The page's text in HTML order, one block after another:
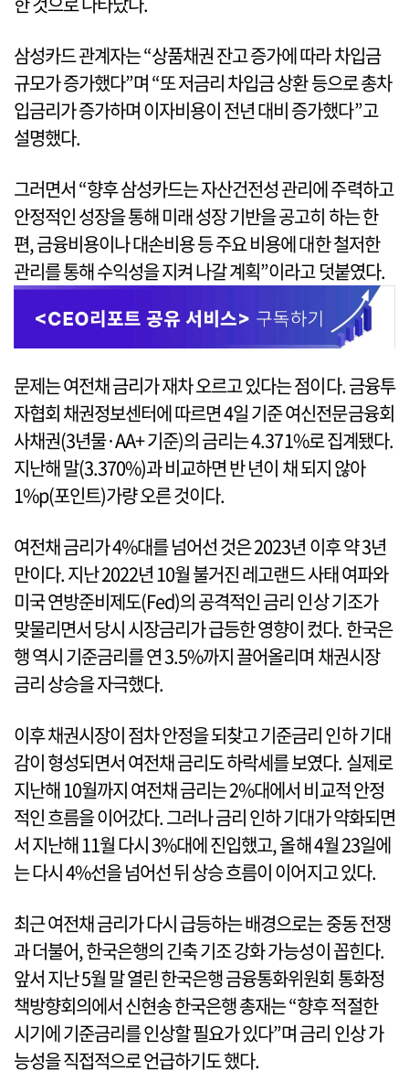
삼성카드 관계자는 “상품채권 잔고 증가에 따라 차입금
규모가 증가했다”며 “또 저금리 차입금 상환 등으로 총차
입금리가 증가하며 이자비용이 전년 대비 증가했다”고
설명했다.
그러면서 “향후 삼성카드는 자산건전성 관리에 주력하고
안정적인 성장을 통해 미래 성장 기반을 공고히 하는 한
편, 금융비용이나 대손비용 등 주요 비용에 대한 철저한
관리를 통해 수익성을 지켜 나갈 계획”이라고 덧붙였다.
문제는 여전채 금리가 재차 오르고 있다는 점이다. 금융투
자협회 채권정보센터에 따르면 4일 기준 여신전문금융회
사채권(3년물·AA+ 기준)의 금리는 4.371%로 집계됐다.
지난해 말(3.370%)과 비교하면 반 년이 채 되지 않아
1%p(포인트)가량 오른 것이다.
여전채 금리가 4%대를 넘어선 것은 2023년 이후 약 3년
만이다. 지난 2022년 10월 불거진 레고랜드 사태 여파와
미국 연방준비제도(Fed)의 공격적인 금리 인상 기조가
맞물리면서 당시 시장금리가 급등한 영향이 컸다. 한국은
행 역시 기준금리를 연 3.5%까지 끌어올리며 채권시장
금리 상승을 자극했다.
이후 채권시장이 점차 안정을 되찾고 기준금리 인하 기대
감이 형성되면서 여전채 금리도 하락세를 보였다. 실제로
지난해 10월까지 여전채 금리는 2%대에서 비교적 안정
적인 흐름을 이어갔다. 그러나 금리 인하 기대가 약화되면
서 지난해 11월 다시 3%대에 진입했고, 올해 4월 23일에
는 다시 4%선을 넘어선 뒤 상승 흐름이 이어지고 있다.
최근 여전채 금리가 다시 급등하는 배경으로는 중동 전쟁
과 더불어, 한국은행의 긴축 기조 강화 가능성이 꼽힌다.
앞서 지난 5월 말 열린 한국은행 금융통화위원회 통화정
책방향회의에서 신현송 한국은행 총재는 “향후 적절한
시기에 기준금리를 인상할 필요가 있다”며 금리 인상 가
능성을 직접적으로 언급하기도 했다.